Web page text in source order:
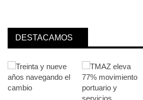
DESTACAMOS